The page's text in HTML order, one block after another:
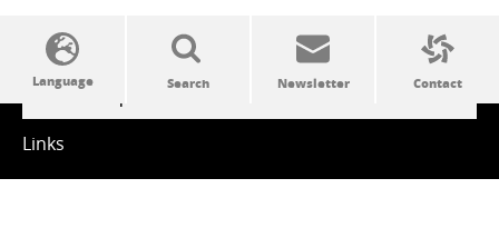
SSW politics from A to Z
Links